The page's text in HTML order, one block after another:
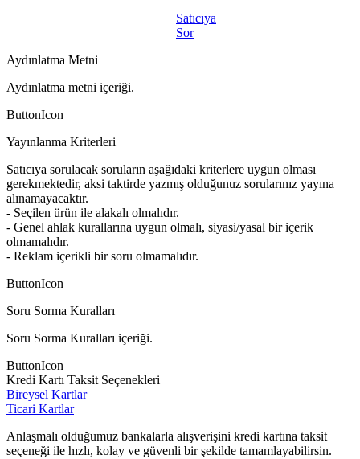
Satıcıya
Sor
Aydınlatma Metni
Aydınlatma metni içeriği.
ButtonIcon
Yayınlanma Kriterleri
Satıcıya sorulacak soruların aşağıdaki kriterlere uygun olması
gerekmektedir, aksi taktirde yazmış olduğunuz sorularınız yayına
alınamayacaktır.
- Seçilen ürün ile alakalı olmalıdır.
- Genel ahlak kurallarına uygun olmalı, siyasi/yasal bir içerik
olmamalıdır.
- Reklam içerikli bir soru olmamalıdır.
ButtonIcon
Soru Sorma Kuralları
Soru Sorma Kuralları içeriği.
ButtonIcon
Kredi Kartı Taksit Seçenekleri
Bireysel Kartlar
Ticari Kartlar
Anlaşmalı olduğumuz bankalarla alışverişini kredi kartına taksit
seçeneği ile hızlı, kolay ve güvenli bir şekilde tamamlayabilirsin.